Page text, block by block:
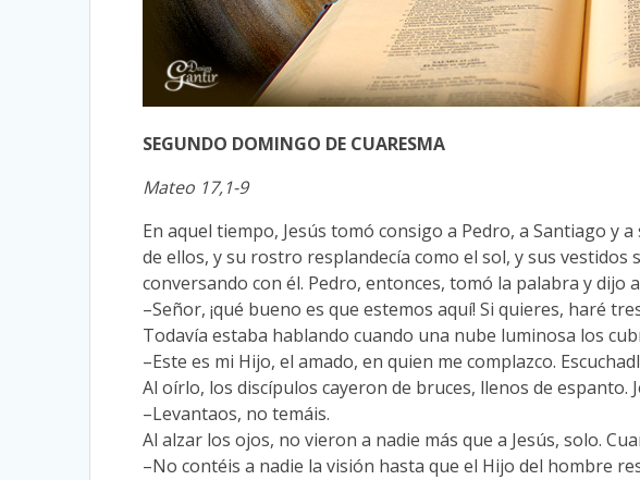
SEGUNDO DOMINGO DE CUARESMA
Mateo 17,1-9
En aquel tiempo, Jesús tomó consigo a Pedro, a Santiago
de ellos, y su rostro resplandecía como el sol, y sus
conversando con él. Pedro, entonces, tomó la palabra y dijo a
–Señor, ¡qué bueno es que estemos aquí! Si quieres, haré
Todavía estaba hablando cuando una nube luminosa los
–Este es mi Hijo, el amado, en quien me complazco.
Al oírlo, los discípulos cayeron de bruces, llenos de espanto.
–Levantaos, no temáis.
Al alzar los ojos, no vieron a nadie más que a Jesús, solo.
–No contéis a nadie la visión hasta que el Hijo del hombre